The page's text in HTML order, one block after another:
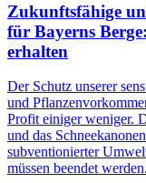
Zukunftsfähige
für Bayerns
erhalten
Der Schutz unserer
und
Profit einiger weniger.
und das
subventionierter
müssen beendet werden.